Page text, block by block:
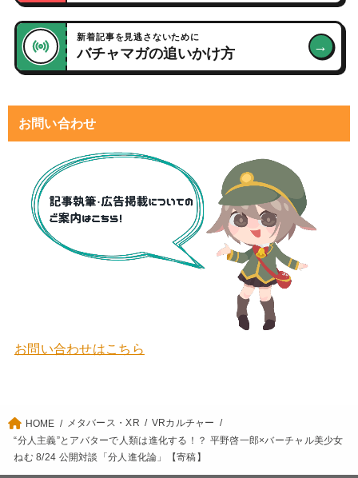
新着記事を見逃さないために
バチャマガの追いかけ方 →
お問い合わせ
お問い合わせはこちら
HOME メタバース・XR
VRカルチャー
“分人主義”とアバターで人類は進化する！？ 平野啓一郎×バーチャル美少女
ねむ 8/24 公開対談「分人進化論」【寄稿】